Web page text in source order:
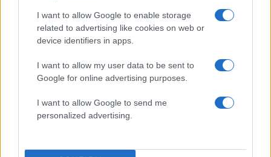
I want to allow Google to enable storage
related to advertising like cookies on web or
device identifiers in apps.
I want to allow my user data to be sent to
Google for online advertising purposes.
I want to allow Google to send me
personalized advertising.
κηδεία του Τσάρλι Κερκ
Ο υπουργός Εξωτερικών των ΗΠΑ,
τελετή μνήμης για τον δολοφονημένο